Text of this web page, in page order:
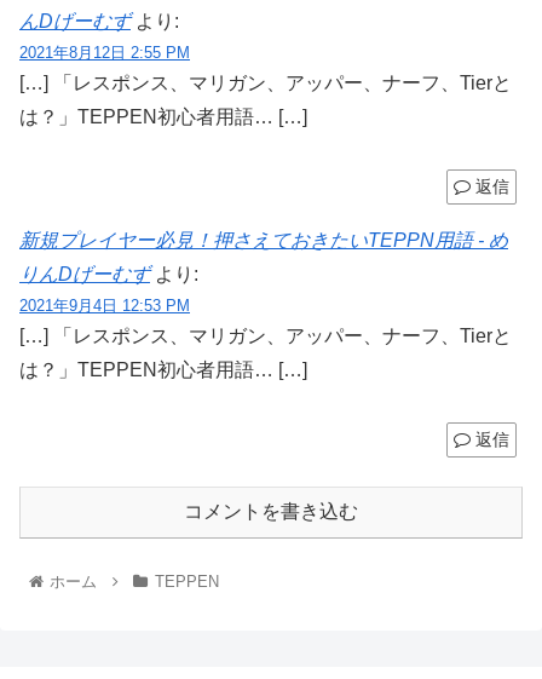
んDげーむず より:
2021年8月12日 2:55 PM
[…] 「レスポンス、マリガン、アッパー、ナーフ、Tierと
は？」TEPPEN初心者用語… […]
返信
新規プレイヤー必見！押さえておきたいTEPPN用語 - め
りんDげーむず より:
2021年9月4日 12:53 PM
[…] 「レスポンス、マリガン、アッパー、ナーフ、Tierと
は？」TEPPEN初心者用語… […]
返信
コメントを書き込む
ホーム TEPPEN